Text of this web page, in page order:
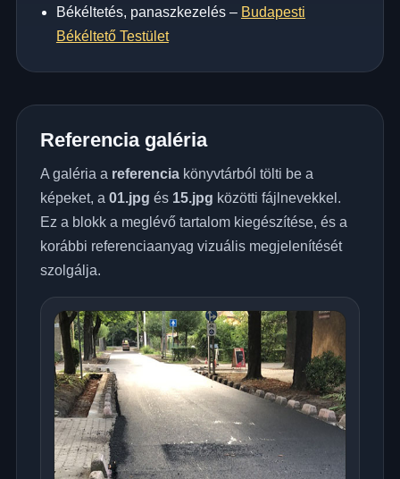
Békéltetés, panaszkezelés – Budapesti
Békéltető Testület
Referencia galéria
A galéria a referenciakönyvtárból tölti be a
képeket, a 01.jpg és 15.jpg közötti fájlnevekkel.
Ez a blokk a meglévő tartalom kiegészítése, és a
korábbi referenciaanyag vizuális megjelenítését
szolgálja.